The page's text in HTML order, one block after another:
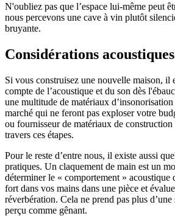
N'oubliez pas que l’espace lui-même peut
nous percevons une cave à vin plutôt
bruyante.
Considérations acoustiques
Si vous construisez une nouvelle maison, il
compte de l’acoustique et du son dès
une multitude de matériaux
marché qui ne feront pas exploser votre
ou fournisseur de matériaux de
travers ces étapes.
Pour le reste d’entre nous, il existe aussi
pratiques. Un claquement de main est un
déterminer le « comportement » acoustique
fort dans vos mains dans une pièce et
réverbération. Cela ne prend pas plus d’une
perçu comme gênant.